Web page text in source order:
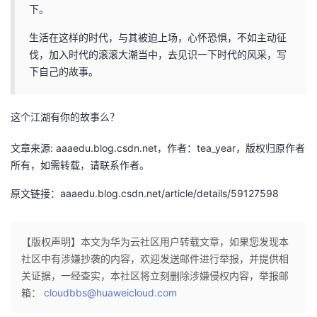
下。
生活在这样的时代，与其被迫上场，心怀恐惧，不如主动征
伐，加入时代的滚滚大潮当中，去见识一下时代的风采，写
下自己的故事。
这个江湖有你的故事么？
文章来源: aaaedu.blog.csdn.net，作者：tea_year，版权归原作者
所有，如需转载，请联系作者。
原文链接：aaaedu.blog.csdn.net/article/details/59127598
【版权声明】本文为华为云社区用户转载文章，如果您发现本
社区中有涉嫌抄袭的内容，欢迎发送邮件进行举报，并提供相
关证据，一经查实，本社区将立刻删除涉嫌侵权内容，举报邮
箱： cloudbbs@huaweicloud.com